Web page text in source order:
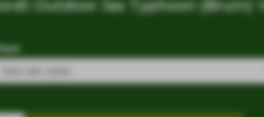
Outdoor Jas Typhoon (Bruin)